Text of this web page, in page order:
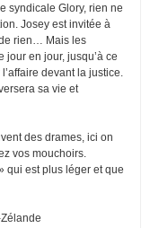
syndicale Glory, rien ne
Josey est invitée à
rien… Mais les
en jour, jusqu’à ce
devant la justice.
sa vie et
des drames, ici on
vos mouchoirs.
qui est plus léger et que